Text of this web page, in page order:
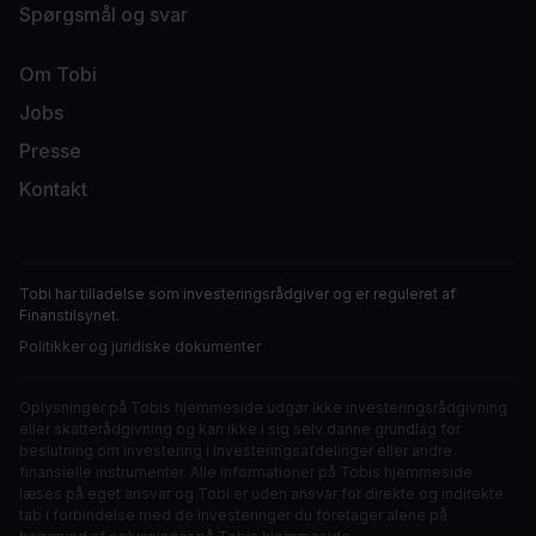
Spørgsmål og svar
Om Tobi
Jobs
Presse
Kontakt
Tobi har tilladelse som investeringsrådgiver og er reguleret af
Finanstilsynet.
Politikker og juridiske dokumenter
Oplysninger på Tobis hjemmeside udgør ikke investeringsrådgivning
eller skatterådgivning og kan ikke i sig selv danne grundlag for
beslutning om investering i Investeringsafdelinger eller andre
finansielle instrumenter. Alle informationer på Tobis hjemmeside
læses på eget ansvar og Tobi er uden ansvar for direkte og indirekte
tab i forbindelse med de investeringer du foretager alene på